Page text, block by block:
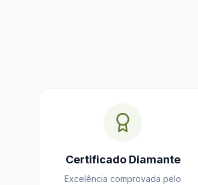
Certificado Diamante
Excelência comprovada pelo